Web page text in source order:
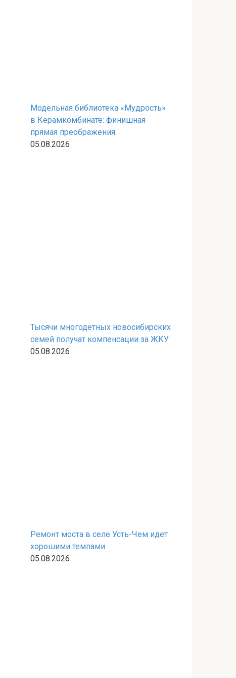
Модельная библиотека «Мудрость»
в Керамкомбинате: финишная
прямая преображения
05.08.2026
Тысячи многодетных новосибирских
семей получат компенсации за ЖКУ
05.08.2026
Ремонт моста в селе Усть-Чем идет
хорошими темпами
05.08.2026